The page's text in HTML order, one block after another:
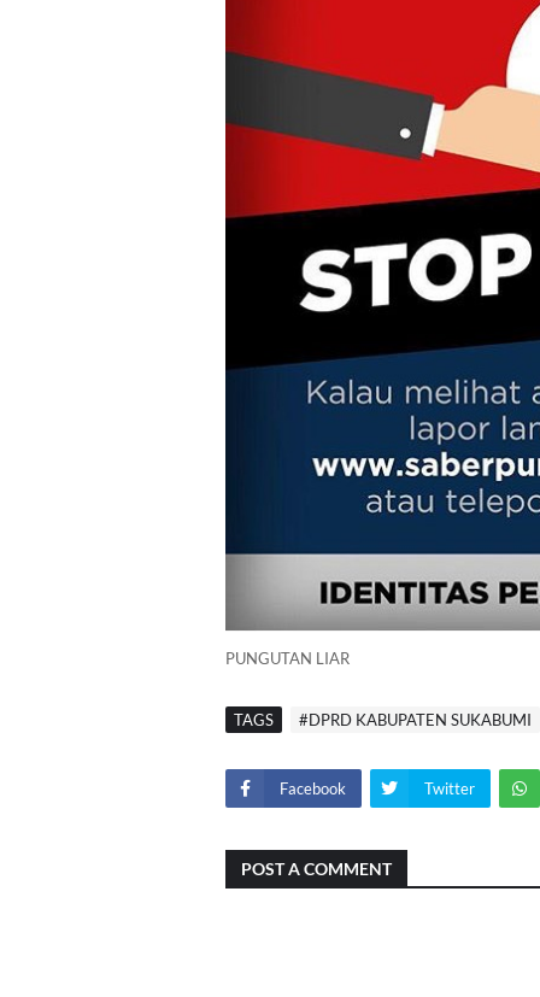
PUNGUTAN LIAR
TAGS #DPRD KABUPATEN SUKABUMI
Facebook Twitter
POST A COMMENT